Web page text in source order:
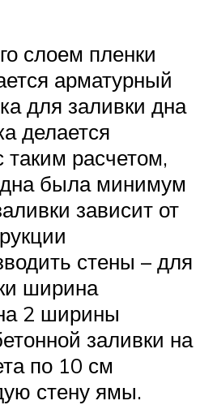
слоем пленки
арматурный
для заливки дна
делается
таким расчетом,
была минимум
зависит от
стены – для
ширина
2 ширины
заливки на
по 10 см
стену ямы.